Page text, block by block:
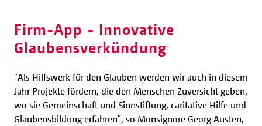
Firm-App - Innovative
Glaubensverkündung
"Als Hilfswerk für den Glauben werden wir auch in diesem
Jahr Projekte fördern, die den Menschen Zuversicht geben,
wo sie Gemeinschaft und Sinnstiftung, caritative Hilfe und
Glaubensbildung erfahren", so Monsignore Georg Austen,